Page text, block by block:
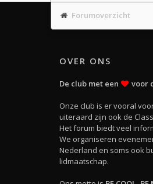
Forumoverzicht
OVER ONS
De club met een voor
Onze club is er vooral
uiteraard zijn ook de
Het forum biedt veel
We organiseren
Nederland en soms ook
lidmaatschap.